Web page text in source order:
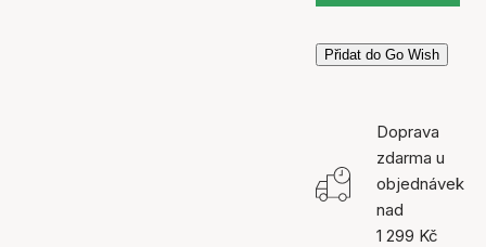
Přidat do Go Wish
Doprava
zdarma u
objednávek
nad
1 299 Kč